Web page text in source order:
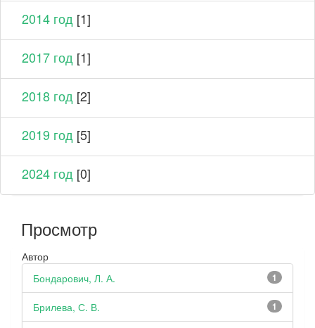
2014 год [1]
2017 год [1]
2018 год [2]
2019 год [5]
2024 год [0]
Просмотр
Автор
1
Бондарович, Л. А.
1
Брилева, С. В.